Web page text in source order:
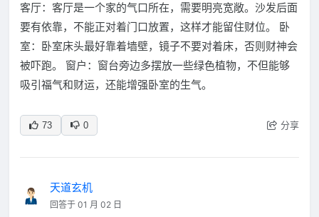
客厅：客厅是一个家的气口所在，需要明亮宽敞。沙发后面
要有依靠，不能正对着门口放置，这样才能留住财位。 卧
室：卧室床头最好靠着墙壁，镜子不要对着床，否则财神会
被吓跑。 窗户：窗台旁边多摆放一些绿色植物，不但能够
吸引福气和财运，还能增强卧室的生气。
73 0 分享
天道玄机
回答于 01 月 02 日